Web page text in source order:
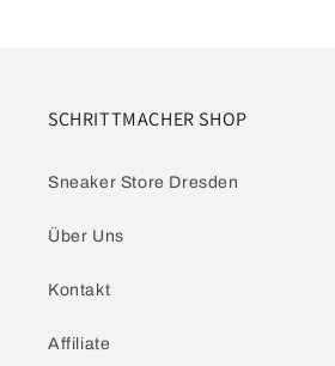
SCHRITTMACHER SHOP
Sneaker Store Dresden
Über Uns
Kontakt
Affiliate